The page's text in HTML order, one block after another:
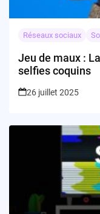
Réseaux sociaux
Jeu de maux :
selfies coquins
26 juillet 2025